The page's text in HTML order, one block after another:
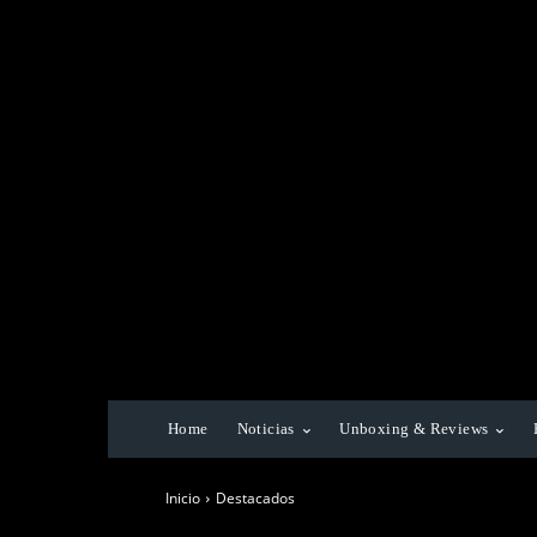
Home Noticias Unboxing & Reviews
Inicio Destacados